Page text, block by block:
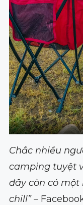
Chắc nhiều
camping tuyệt
đây còn có
chill”–